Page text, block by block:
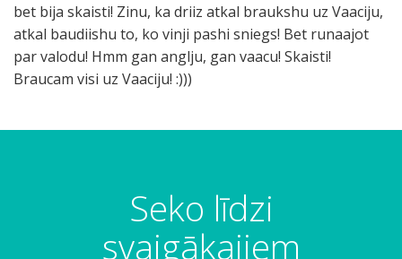
bet bija skaisti! Zinu, ka driiz atkal braukshu uz Vaaciju,
atkal baudiishu to, ko vinji pashi sniegs! Bet runaajot
par valodu! Hmm gan anglju, gan vaacu! Skaisti!
Braucam visi uz Vaaciju! :)))
Seko līdzi
svaigākajiem